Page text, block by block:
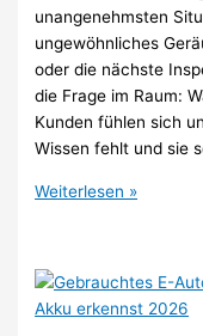
auf
2026
unangenehmsten
ungewöhnliches
oder die nächste
die Frage im Raum:
Kunden fühlen sich
Wissen fehlt und sie
Fairer
Abzocke:
Was
du
Weiterlesen »